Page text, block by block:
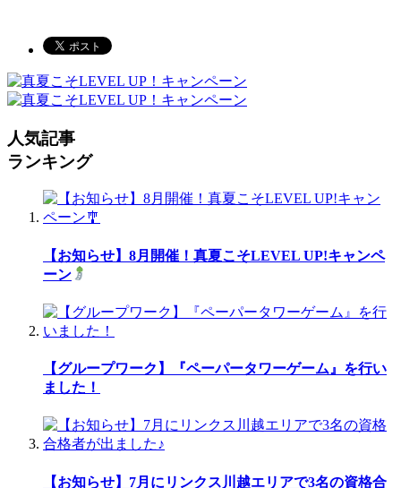
人気記事
ランキング
【お知らせ】8月開催！真夏こそLEVEL UP!キャンペ
ーン
【グループワーク】『ペーパータワーゲーム』を行い
ました！
【お知らせ】7月にリンクス川越エリアで3名の資格合